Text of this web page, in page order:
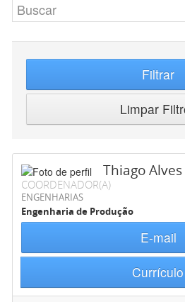
Filtrar
Limpar
Thiago
COORDENADOR(A)
ENGENHARIAS
Engenharia de Produção
E-mail
Currículo